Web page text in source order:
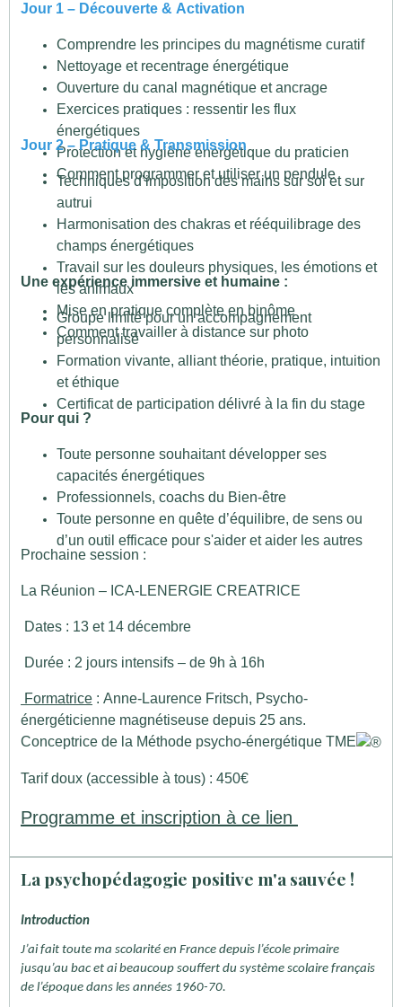
Jour 1 – Découverte & Activation
Comprendre les principes du magnétisme curatif
Nettoyage et recentrage énergétique
Ouverture du canal magnétique et ancrage
Exercices pratiques : ressentir les flux
énergétiques
Protection et hygiène énergétique du praticien
Comment programmer et utiliser un pendule
Jour 2 – Pratique & Transmission
Techniques d’imposition des mains sur soi et sur
autrui
Harmonisation des chakras et rééquilibrage des
champs énergétiques
Travail sur les douleurs physiques, les émotions et
les animaux
Mise en pratique complète en binôme
Comment travailler à distance sur photo
Une expérience immersive et humaine :
Groupe limité pour un accompagnement
personnalisé
Formation vivante, alliant théorie, pratique, intuition
et éthique
Certificat de participation délivré à la fin du stage
Pour qui ?
Toute personne souhaitant développer ses
capacités énergétiques
Professionnels, coachs du Bien-être
Toute personne en quête d’équilibre, de sens ou
d’un outil efficace pour s'aider et aider les autres
Prochaine session :
La Réunion – ICA-LENERGIE CREATRICE
Dates : 13 et 14 décembre
Durée : 2 jours intensifs – de 9h à 16h
Formatrice : Anne-Laurence Fritsch, Psycho-
énergéticienne magnétiseuse depuis 25 ans.
Conceptrice de la Méthode psycho-énergétique TME
Tarif doux (accessible à tous) : 450€
Programme et inscription à ce lien
La psychopédagogie positive m'a sauvée !
Introduction
J’ai fait toute ma scolarité en France depuis l’école primaire
jusqu’au bac et ai beaucoup souffert du système scolaire français
de l’époque dans les années 1960-70.